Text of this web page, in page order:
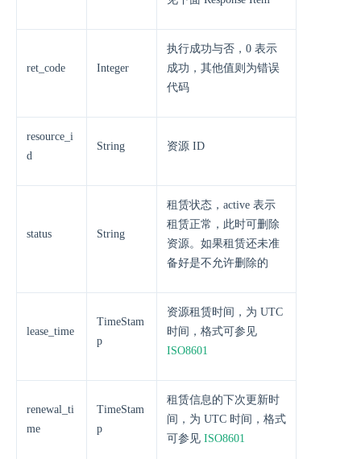
ret_code Integer
执行成功与否，0 表示
成功，其他值则为错误
代码
resource_i
d
String 资源 ID
status String
租赁状态，active 表示
租赁正常，此时可删除
资源。如果租赁还未准
备好是不允许删除的
lease_time
TimeStam
p
资源租赁时间，为 UTC
时间，格式可参见
ISO8601
renewal_ti
me
TimeStam
p
租赁信息的下次更新时
间，为 UTC 时间，格式
可参见 ISO8601